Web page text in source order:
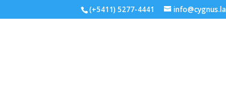
(+5411) 5277-4441 info@cygnus.la